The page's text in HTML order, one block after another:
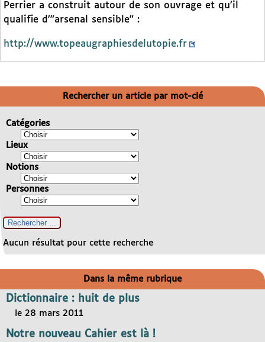
Perrier a construit autour de son ouvrage et qu’il
qualifie d’"arsenal sensible" :
http://www.topeaugraphiesdelutopie.fr
Rechercher un article par mot-clé
Catégories
Lieux
Notions
Personnes
Aucun résultat pour cette recherche
Dans la même rubrique
Dictionnaire : huit de plus
le 28 mars 2011
Notre nouveau Cahier est là !